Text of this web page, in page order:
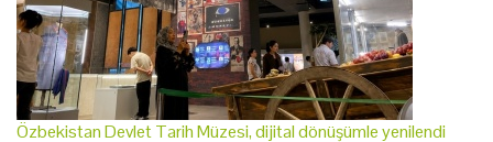
Özbekistan Devlet Tarih Müzesi, dijital dönüşümle yenilendi